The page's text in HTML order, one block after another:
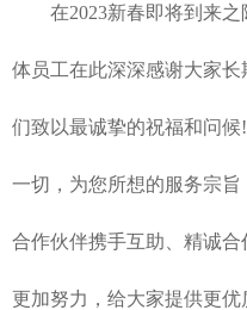
在2023新春即将到来之
体员工在此深深感谢大家
们致以最诚挚的祝福和问
一切，为您所想的服务宗旨
合作伙伴携手互助、精诚
更加努力，给大家提供更